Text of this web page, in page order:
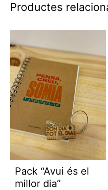
Productes
Pack “Avui és el
millor dia”